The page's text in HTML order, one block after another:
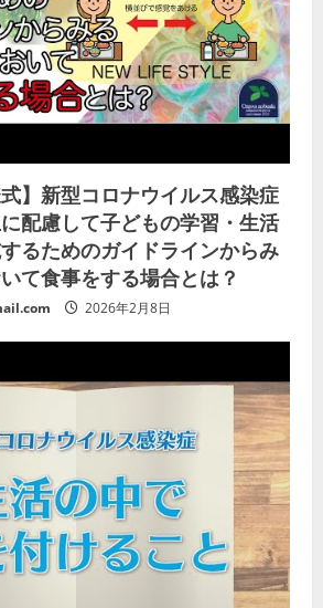
式】新型コロナウイルス感染症
配慮して子どもの学習・生活
るためのガイドラインからみ
て食事をする場合とは？
2026年2月8日